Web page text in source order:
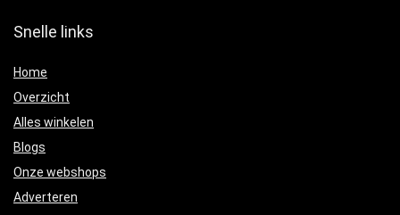
Snelle links
Home
Overzicht
Alles winkelen
Blogs
Onze webshops
Adverteren